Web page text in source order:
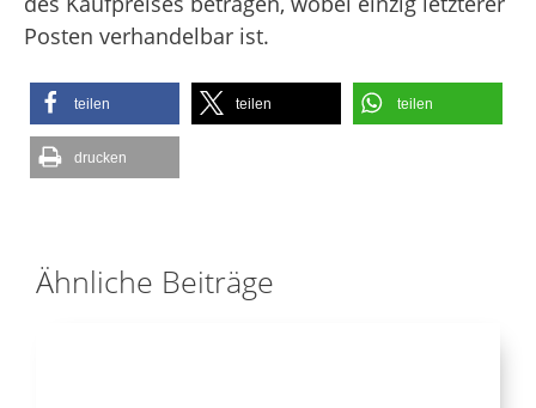
Posten verhandelbar ist.
teilen teilen teilen
drucken
Ähnliche Beiträge